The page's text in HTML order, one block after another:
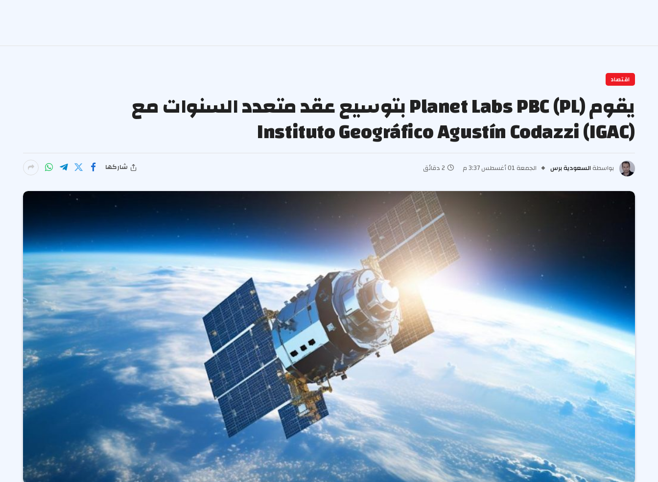
اقتصاد
يقوم Planet Labs PBC (PL) بتوسيع عقد متعدد السنوات مع
Instituto Geográfico Agustín Codazzi (IGAC)
بواسطة السعودية برس الجمعة 01 أغسطس 3:37 م 2 دقائق شاركها